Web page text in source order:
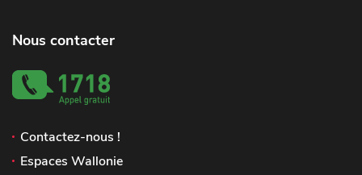
Nous contacter
Contactez-nous !
Espaces Wallonie